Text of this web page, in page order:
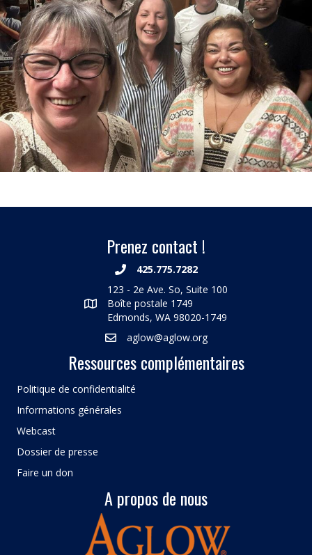
Prenez contact !
425.775.7282
123 - 2e Ave. So, Suite 100
Boîte postale 1749
Edmonds, WA 98020-1749
aglow@aglow.org
Ressources complémentaires
Politique de confidentialité
Informations générales
Webcast
Dossier de presse
Faire un don
A propos de nous